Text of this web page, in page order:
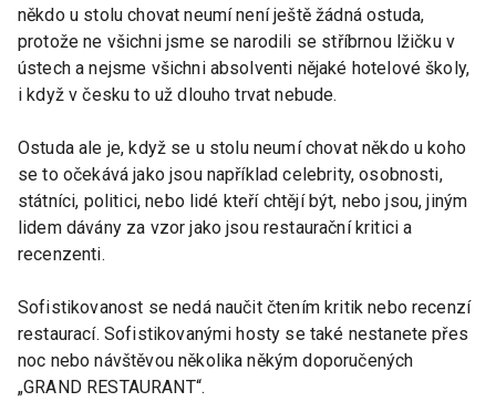
někdo u stolu chovat neumí není ještě žádná ostuda,
protože ne všichni jsme se narodili se stříbrnou lžičku v
ústech a nejsme všichni absolventi nějaké hotelové školy,
i když v česku to už dlouho trvat nebude.
Ostuda ale je, když se u stolu neumí chovat někdo u koho
se to očekává jako jsou například celebrity, osobnosti,
státníci, politici, nebo lidé kteří chtějí být, nebo jsou, jiným
lidem dávány za vzor jako jsou restaurační kritici a
recenzenti.
Sofistikovanost se nedá naučit čtením kritik nebo recenzí
restaurací. Sofistikovanými hosty se také nestanete přes
noc nebo návštěvou několika někým doporučených
„GRAND RESTAURANT“.